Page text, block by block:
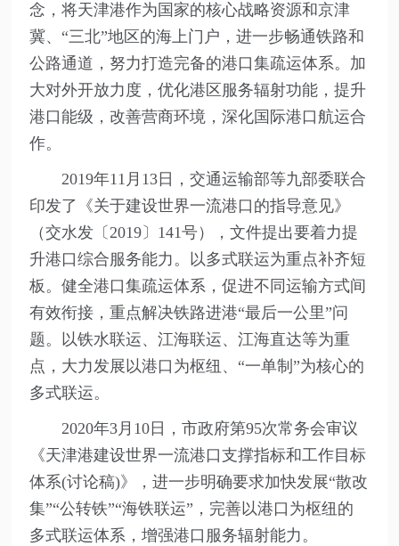
念，将天津港作为国家的核心战略资源和京津
冀、“三北”地区的海上门户，进一步畅通铁路和
公路通道，努力打造完备的港口集疏运体系。加
大对外开放力度，优化港区服务辐射功能，提升
港口能级，改善营商环境，深化国际港口航运合
作。
2019年11月13日，交通运输部等九部委联合
印发了《关于建设世界一流港口的指导意见》
（交水发〔2019〕141号），文件提出要着力提
升港口综合服务能力。以多式联运为重点补齐短
板。健全港口集疏运体系，促进不同运输方式间
有效衔接，重点解决铁路进港“最后一公里”问
题。以铁水联运、江海联运、江海直达等为重
点，大力发展以港口为枢纽、“一单制”为核心的
多式联运。
2020年3月10日，市政府第95次常务会审议
《天津港建设世界一流港口支撑指标和工作目标
体系(讨论稿)》，进一步明确要求加快发展“散改
集”“公转铁”“海铁联运”，完善以港口为枢纽的
多式联运体系，增强港口服务辐射能力。